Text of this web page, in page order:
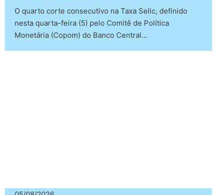
O quarto corte consecutivo na Taxa Selic, definido
nesta quarta-feira (5) pelo Comitê de Política
Monetária (Copom) do Banco Central…